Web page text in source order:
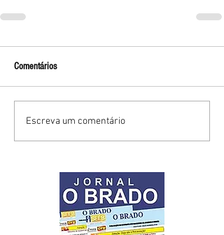
Comentários
Escreva um comentário